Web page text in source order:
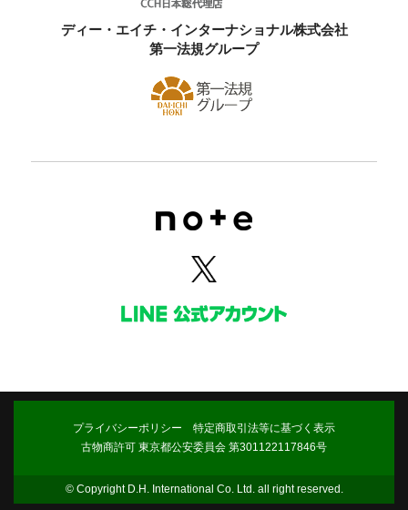
ディー・エイチ・インターナショナル株式会社
第一法規グループ
プライバシーポリシー
特定商取引法等に基づく表示
古物商許可 東京都公安委員会 第301122117846号
© Copyright D.H. International Co. Ltd. all right reserved.